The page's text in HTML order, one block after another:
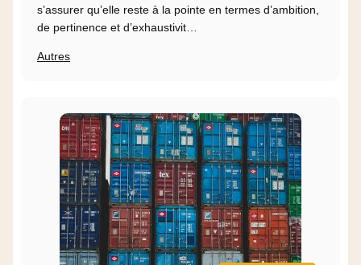
s’assurer qu’elle reste à la pointe en termes d’ambition,
de pertinence et d’exhaustivit…
Autres